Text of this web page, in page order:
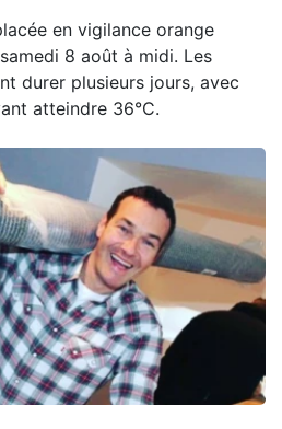
en vigilance orange
8 août à midi. Les
durer plusieurs jours, avec
atteindre 36°C.